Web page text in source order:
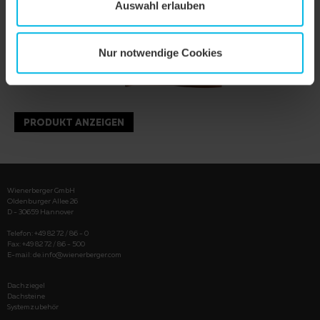
Auswahl erlauben
Nur notwendige Cookies
PRODUKT ANZEIGEN
Wienerberger GmbH
Oldenburger Allee 26
D - 30659 Hannover
Telefon: +49 82 72 / 86 - 0
Fax: +49 82 72 / 86 - 500
E-mail: de.info@wienerberger.com
Dachziegel
Dachsteine
Systemzubehör